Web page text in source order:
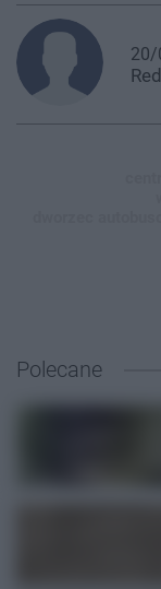
20/
Polecane